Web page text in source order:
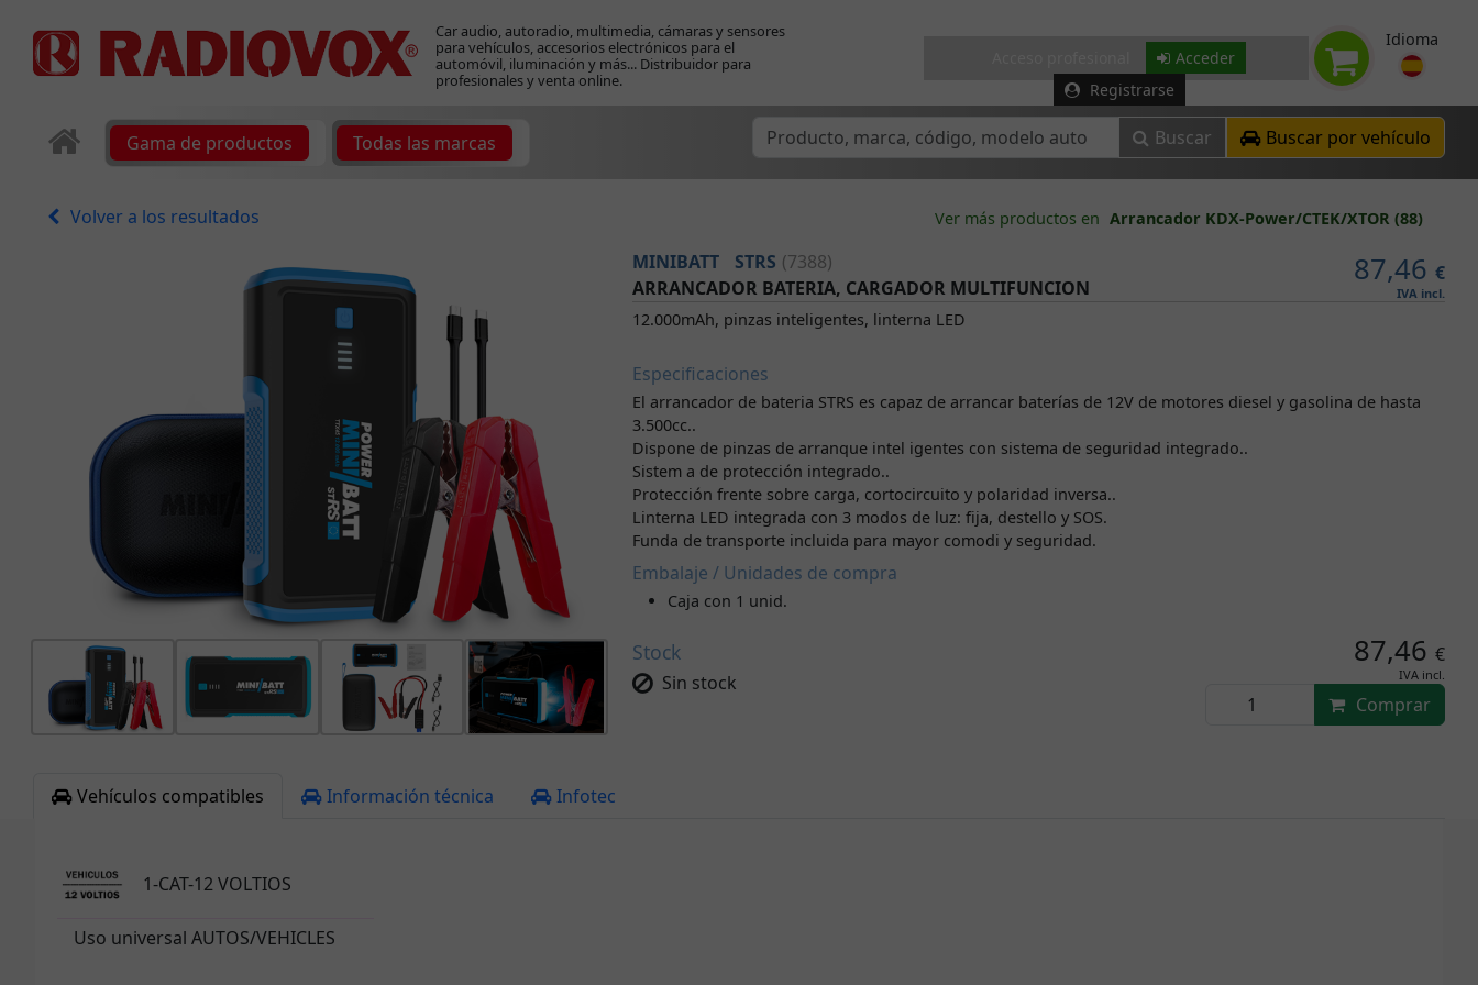
Car audio, autoradio, multimedia, cámaras y sensores
para vehículos, accesorios electrónicos para el
automóvil, iluminación y más... Distribuidor para
profesionales y venta online.
Acceder
Registrarse
Idioma
Gama de productos Todas las marcas Buscar Buscar por vehículo
Volver a los resultados Ver más productos en Arrancador KDX-Power/CTEK/XTOR (88)
MINIBATT STRS (7388) 87,46 €
IVA incl.
ARRANCADOR BATERIA, CARGADOR MULTIFUNCION
12.000mAh, pinzas inteligentes, linterna LED
Especificaciones
El arrancador de bateria STRS es capaz de arrancar baterías de 12V de motores diesel y gasolina de hasta
3.500cc..
Dispone de pinzas de arranque intel igentes con sistema de seguridad integrado..
Sistem a de protección integrado..
Protección frente sobre carga, cortocircuito y polaridad inversa..
Linterna LED integrada con 3 modos de luz: fija, destello y SOS.
Funda de transporte incluida para mayor comodi y seguridad.
Embalaje / Unidades de compra
Caja con 1 unid.
Stock
Sin stock
87,46 €
IVA incl.
Comprar
Vehículos compatibles Información técnica Infotec
1-CAT-12 VOLTIOS
Uso universal AUTOS/VEHICLES